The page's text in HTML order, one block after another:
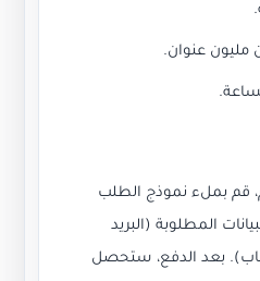
مليون عنوان.
قم بملء نموذج الطلب
المطلوبة (البريد
بعد الدفع، ستحصل